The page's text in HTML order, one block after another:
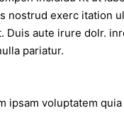
nostrud exerc itation
Duis aute irure dolr.
pariatur.
ipsam voluptatem